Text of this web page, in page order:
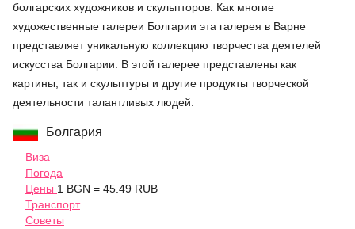
болгарских художников и скульпторов. Как многие
художественные галереи Болгарии эта галерея в Варне
представляет уникальную коллекцию творчества деятелей
искусства Болгарии. В этой галерее представлены как
картины, так и скульптуры и другие продукты творческой
деятельности талантливых людей.
Болгария
Виза
Погода
Цены 1 BGN = 45.49 RUB
Транспорт
Советы